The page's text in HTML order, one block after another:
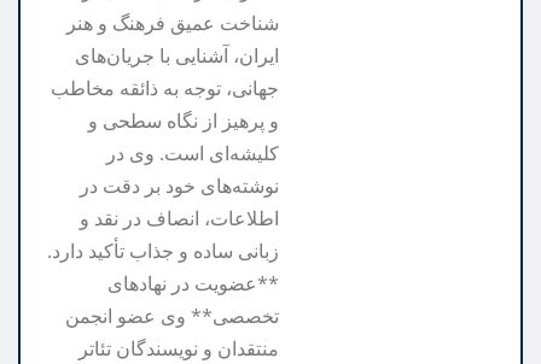
شناخت عمیق فرهنگ و هنر
ایران، آشنایی با جریان‌های
جهانی، توجه به ذائقه مخاطب
و پرهیز از نگاه سطحی و
کلیشه‌ای است. وی در
نوشته‌های خود بر دقت در
اطلاعات، انصاف در نقد و
زبانی ساده و جذاب تأکید دارد.
**عضویت در نهادهای
تخصصی** وی عضو انجمن
منتقدان و نویسندگان تئاتر